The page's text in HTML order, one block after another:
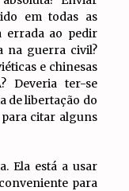
em todas as
errada ao pedir
na guerra civil?
e chinesas
Deveria ter-se
de libertação do
citar alguns
Ela está a usar
para